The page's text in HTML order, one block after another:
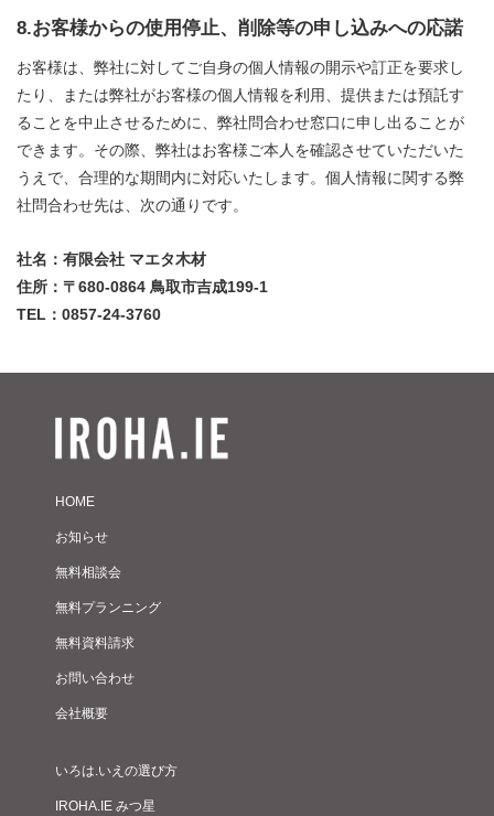
8.お客様からの使用停止、削除等の申し込みへの応諾
お客様は、弊社に対してご自身の個人情報の開示や訂正を要求し
たり、または弊社がお客様の個人情報を利用、提供または預託す
ることを中止させるために、弊社問合わせ窓口に申し出ることが
できます。その際、弊社はお客様ご本人を確認させていただいた
うえで、合理的な期間内に対応いたします。個人情報に関する弊
社問合わせ先は、次の通りです。
社名：有限会社 マエタ木材
住所：〒680-0864 鳥取市吉成199-1
TEL：0857-24-3760
HOME
お知らせ
無料相談会
無料プランニング
無料資料請求
お問い合わせ
会社概要
いろは.いえの選び方
IROHA.IE みつ星